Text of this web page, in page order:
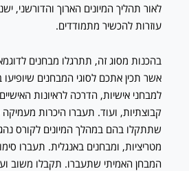
לאור תהליך המיונים הארוך והדורשני,
עוזרות להכשיר מתמודדים.
בהכנות מסוג זה, תתרגלו מבחנים
אשר תכין אתכם לסוגי המבחנים שיופיעו
למבחני אישיות, הדרכה לראיונות
קבוצתיות, ועוד. תעברו היכרות
שתתקלו בהם במהלך המיונים לקורס נהג
מטריציות, ומבחנים באנגלית. תעברו
המבחן האמיתי שתעברו. תקבלו משוב